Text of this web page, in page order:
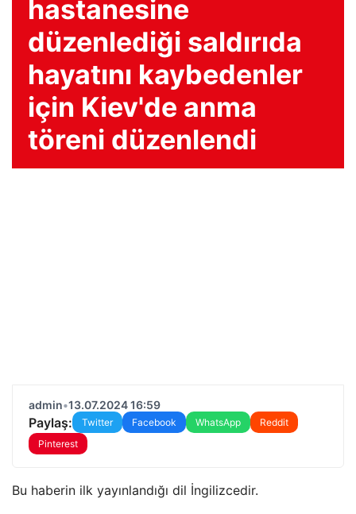
hastanesine
düzenlediği saldırıda
hayatını kaybedenler
için Kiev'de anma
töreni düzenlendi
admin•13.07.2024 16:59
Paylaş: Twitter Facebook WhatsApp
Reddit
Pinterest
Bu haberin ilk yayınlandığı dil İngilizcedir.